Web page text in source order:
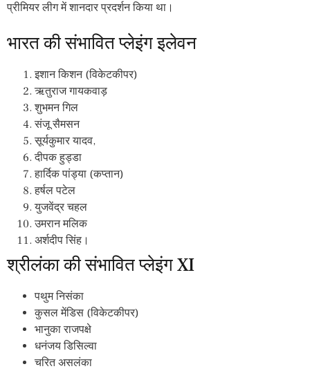
प्रीमियर लीग में शानदार प्रदर्शन किया था।
भारत की संभावित प्लेइंग इलेवन
इशान किशन (विकेटकीपर)
ऋतुराज गायकवाड़
शुभमन गिल
संजू सैमसन
सूर्यकुमार यादव,
दीपक हुड्डा
हार्दिक पांड्या (कप्तान)
हर्षल पटेल
युजवेंद्र चहल
उमरान मलिक
अर्शदीप सिंह।
श्रीलंका की संभावित प्लेइंग XI
पथुम निसंका
कुसल मेंडिस (विकेटकीपर)
भानुका राजपक्षे
धनंजय डिसिल्वा
चरित असलंका